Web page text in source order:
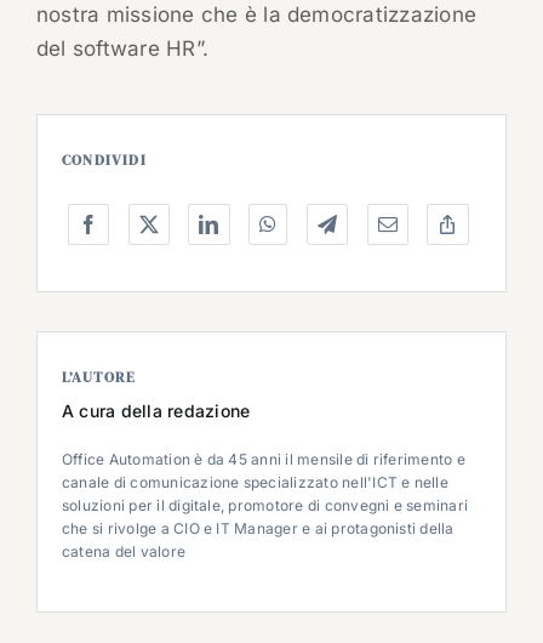
nostra missione che è la democratizzazione
del software HR”.
CONDIVIDI
L’AUTORE
A cura della redazione
Office Automation è da 45 anni il mensile di riferimento e
canale di comunicazione specializzato nell'ICT e nelle
soluzioni per il digitale, promotore di convegni e seminari
che si rivolge a CIO e IT Manager e ai protagonisti della
catena del valore